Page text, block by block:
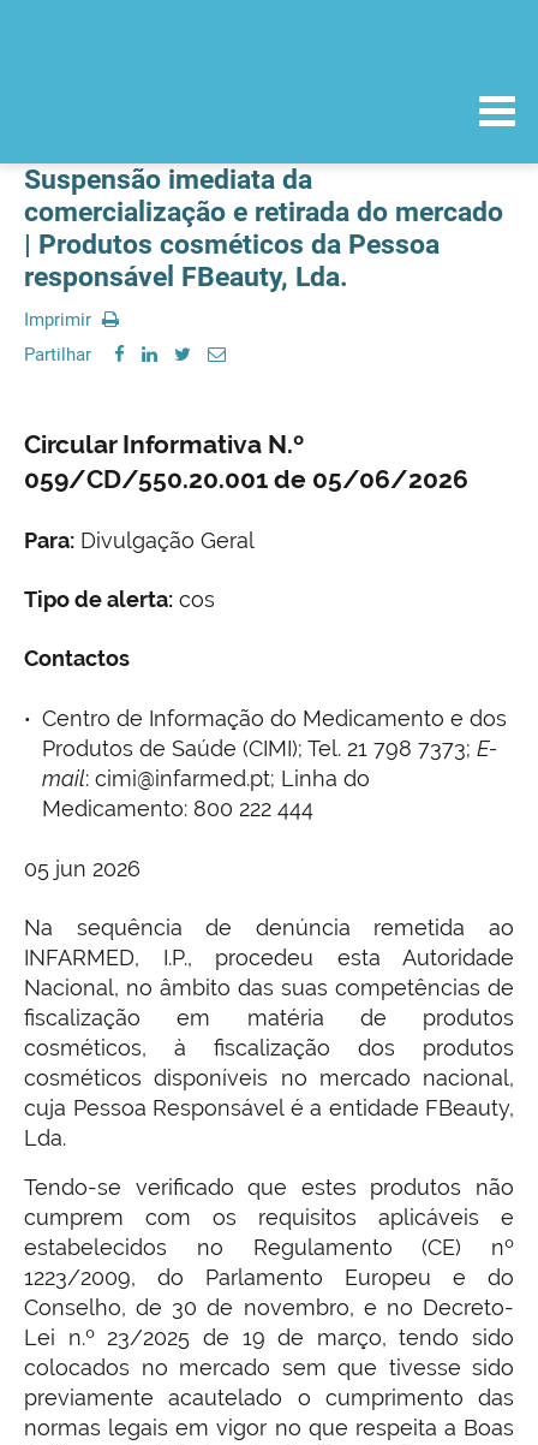
Suspensão imediata da
comercialização e retirada do mercado
| Produtos cosméticos da Pessoa
responsável FBeauty, Lda.
Imprimir
Partilhar
Circular Informativa N.º
059/CD/550.20.001 de 05/06/2026
Para: Divulgação Geral
Tipo de alerta: cos
Contactos
Centro de Informação do Medicamento e dos
Produtos de Saúde (CIMI); Tel. 21 798 7373; E-
mail: cimi@infarmed.pt; Linha do
Medicamento: 800 222 444
05 jun 2026
Na sequência de denúncia remetida ao
INFARMED, I.P., procedeu esta Autoridade
Nacional, no âmbito das suas competências de
fiscalização em matéria de produtos
cosméticos, à fiscalização dos produtos
cosméticos disponíveis no mercado nacional,
cuja Pessoa Responsável é a entidade FBeauty,
Lda.
Tendo-se verificado que estes produtos não
cumprem com os requisitos aplicáveis e
estabelecidos no Regulamento (CE) nº
1223/2009, do Parlamento Europeu e do
Conselho, de 30 de novembro, e no Decreto-
Lei n.º 23/2025 de 19 de março, tendo sido
colocados no mercado sem que tivesse sido
previamente acautelado o cumprimento das
normas legais em vigor no que respeita a Boas